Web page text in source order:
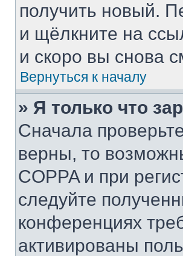
получить новый.
и щёлкните на
и скоро вы снова
Вернуться к началу
» Я только что
Сначала
верны, то
COPPA и при
следуйте
конференциях
активированы